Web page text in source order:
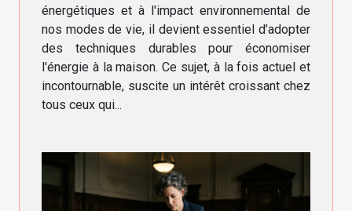
énergétiques et à l'impact environnemental de
nos modes de vie, il devient essentiel d’adopter
des techniques durables pour économiser
l'énergie à la maison. Ce sujet, à la fois actuel et
incontournable, suscite un intérêt croissant chez
tous ceux qui...